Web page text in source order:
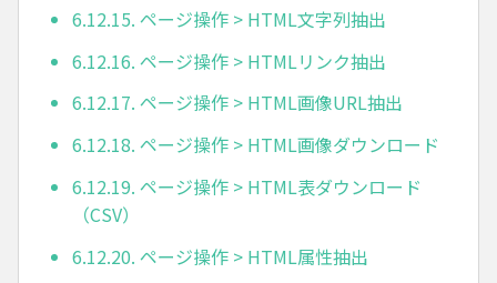
6.12.15. ページ操作 > HTML文字列抽出
6.12.16. ページ操作 > HTMLリンク抽出
6.12.17. ページ操作 > HTML画像URL抽出
6.12.18. ページ操作 > HTML画像ダウンロード
6.12.19. ページ操作 > HTML表ダウンロード
（CSV）
6.12.20. ページ操作 > HTML属性抽出